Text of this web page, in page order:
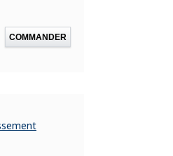
COMMANDER